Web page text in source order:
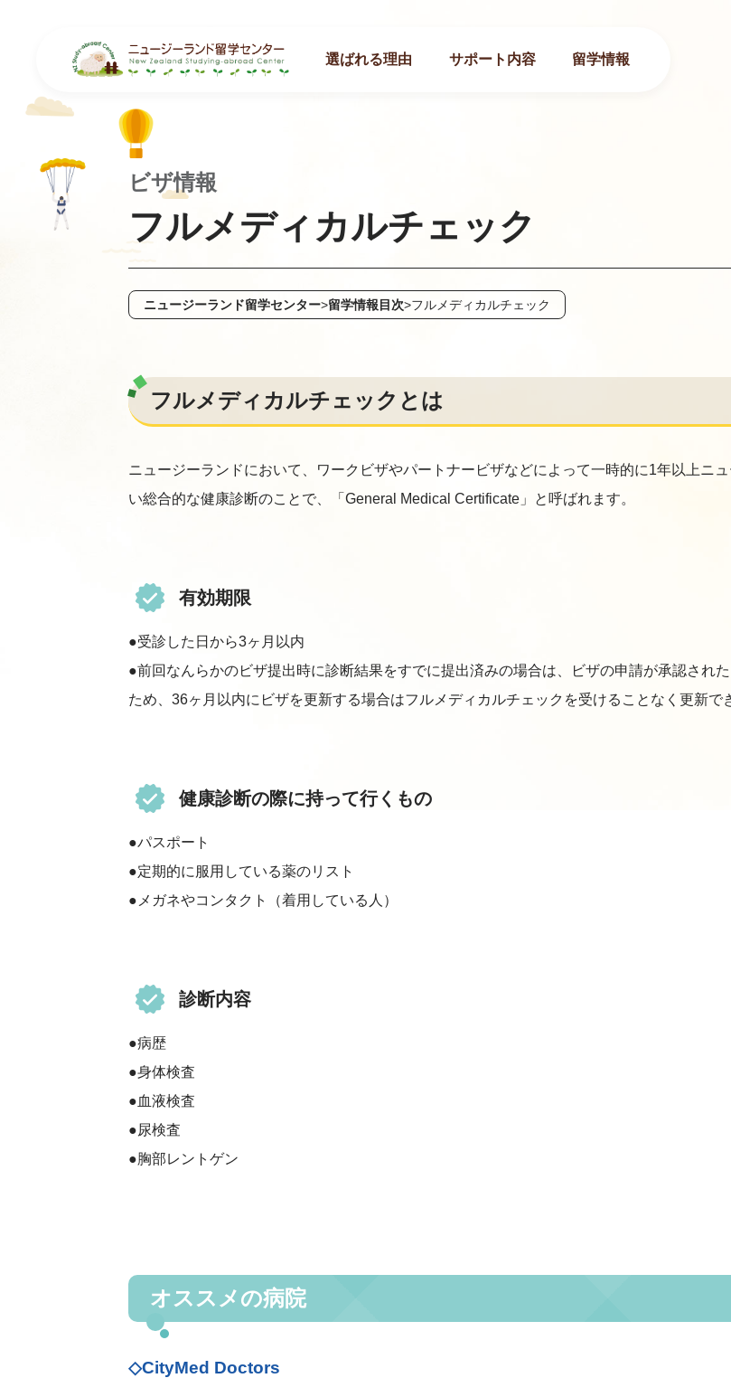
選ばれる理由 サポート内容 留学情報
フルメディカルチェック
ビザ情報
ニュージーランド留学センター>留学情報目次>フルメディカルチェック
フルメディカルチェックとは
ニュージーランドにおいて、ワークビザやパートナービザなどによって一時的に1年以上ニ
い総合的な健康診断のことで、「General Medical Certificate」と呼ばれます。
有効期限
●受診した日から3ヶ月以内
●前回なんらかのビザ提出時に診断結果をすでに提出済みの場合は、ビザの申請が承認され
ため、36ヶ月以内にビザを更新する場合はフルメディカルチェックを受けることなく更新で
健康診断の際に持って行くもの
●パスポート
●定期的に服用している薬のリスト
●メガネやコンタクト（着用している人）
診断内容
●病歴
●身体検査
●血液検査
●尿検査
●胸部レントゲン
オススメの病院
◇CityMed Doctors